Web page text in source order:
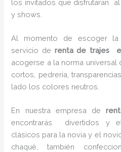
los invitados que disfrutaran
y shows.
Al momento de escoger la
servicio de renta de trajes
acogerse a la norma universal
cortos, pedrería,
lado los colores neutros.
En nuestra empresa de
encontrarás
divertidos y
clásicos para la novia y el
chaqué, también